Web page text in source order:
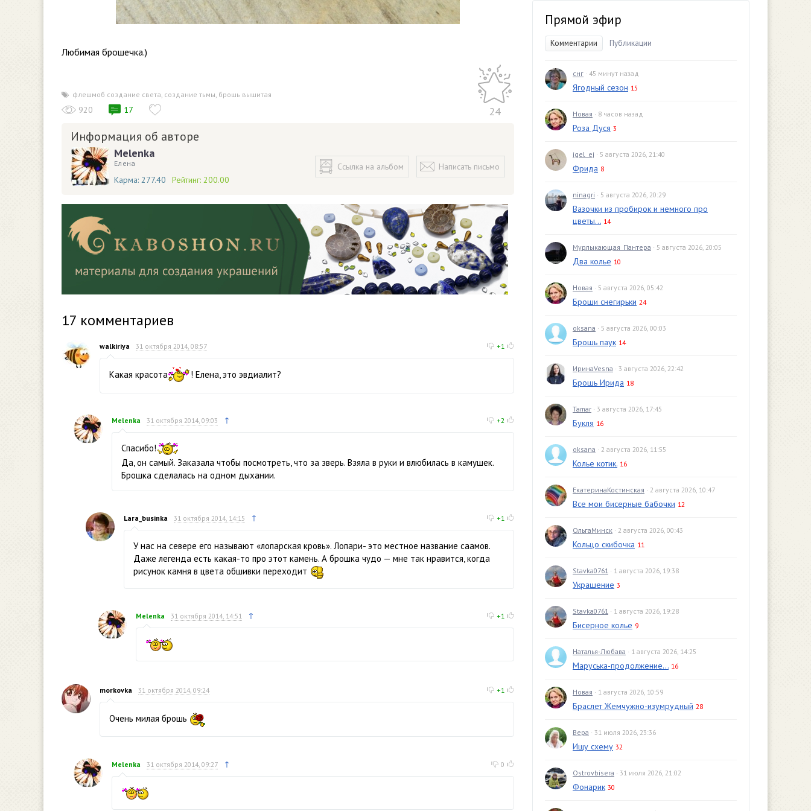
Любимая брошечка.)
флешмоб создание света, создание тьмы, брошь вышитая
24
920 17
Информация об авторе
Melenka
Елена
Карма: 277.40 Рейтинг: 200.00
Ссылка на альбом Написать письмо
17 комментариев
walkiriya 31 октября 2014, 08:57 +1
Какая красота ! Елена, это эвдиалит?
Melenka 31 октября 2014, 09:03 ↑ +2
Спасибо!
Да, он самый. Заказала чтобы посмотреть, что за зверь. Взяла в руки и влюбилась в камушек.
Брошка сделалась на одном дыхании.
Lara_businka 31 октября 2014, 14:15 ↑ +1
У нас на севере его называют «лопарская кровь». Лопари- это местное название саамов.
Даже легенда есть какая-то про этот камень. А брошка чудо — мне так нравится, когда
рисунок камня в цвета обшивки переходит
Melenka 31 октября 2014, 14:51 ↑ +1
morkovka 31 октября 2014, 09:24 +1
Очень милая брошь
Melenka 31 октября 2014, 09:27 ↑ 0
Прямой эфир
Комментарии Публикации
снг · 45 минут назад
Ягодный сезон 15
Новая · 8 часов назад
Роза Дуся 3
igel_ej · 5 августа 2026, 21:40
Фрида 8
ninagri · 5 августа 2026, 20:29
Вазочки из пробирок и немного про
цветы... 14
Мурлыкающая_Пантера · 5 августа 2026, 20:05
Два колье 10
Новая · 5 августа 2026, 05:42
Броши снегирьки 24
oksana · 5 августа 2026, 00:03
Брошь паук 14
ИринаVesna · 3 августа 2026, 22:42
Брошь Ирида 18
Tamar · 3 августа 2026, 17:45
Букля 16
oksana · 2 августа 2026, 11:55
Колье котик. 16
ЕкатеринаКостинская · 2 августа 2026, 10:47
Все мои бисерные бабочки 12
ОльгаМинск · 2 августа 2026, 00:43
Кольцо скибочка 11
Stavka0761 · 1 августа 2026, 19:38
Украшение 3
Stavka0761 · 1 августа 2026, 19:28
Бисерное колье 9
Наталья-Любава · 1 августа 2026, 14:25
Маруська-продолжение... 16
Новая · 1 августа 2026, 10:59
Браслет Жемчужно-изумрудный 28
Вера · 31 июля 2026, 23:36
Ищу схему 32
Ostrovbisera · 31 июля 2026, 21:02
Фонарик 30